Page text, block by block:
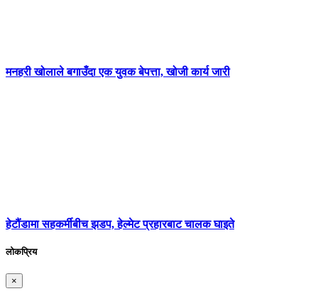
मनहरी खोलाले बगाउँदा एक युवक बेपत्ता, खोजी कार्य जारी
हेटौंडामा सहकर्मीबीच झडप, हेल्मेट प्रहारबाट चालक घाइते
लोकप्रिय
×